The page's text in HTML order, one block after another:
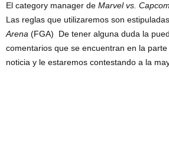
El category manager de Marvel vs.
Las reglas que utilizaremos son
Arena (FGA) De tener alguna duda la
comentarios que se encuentran en la
noticia y le estaremos contestando a la